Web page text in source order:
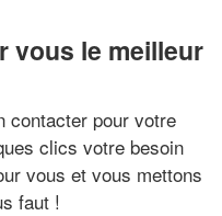
vous le meilleur
contacter pour votre
clics votre besoin
vous et vous mettons
faut !